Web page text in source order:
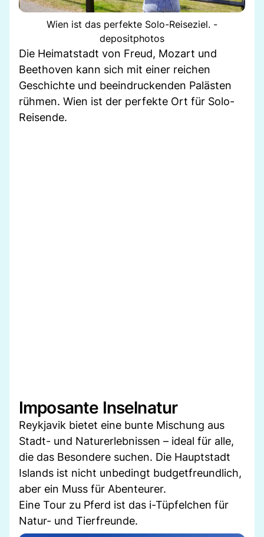
Wien ist das perfekte Solo-Reiseziel. -
depositphotos
Die Heimatstadt von Freud, Mozart und
Beethoven kann sich mit einer reichen
Geschichte und beeindruckenden Palästen
rühmen. Wien ist der perfekte Ort für Solo-
Reisende.
Imposante Inselnatur
Reykjavik bietet eine bunte Mischung aus
Stadt- und Naturerlebnissen – ideal für alle,
die das Besondere suchen. Die Hauptstadt
Islands ist nicht unbedingt budgetfreundlich,
aber ein Muss für Abenteurer.
Eine Tour zu Pferd ist das i-Tüpfelchen für
Natur- und Tierfreunde.